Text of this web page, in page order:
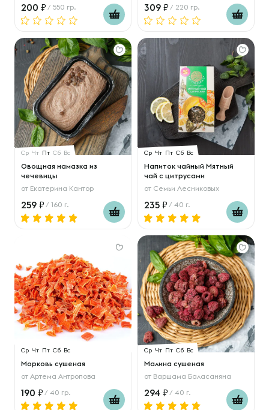
200 / 550 гр. 309 / 220 гр.
Ср Чт Пт Сб Вс
Овощная намазка из
чечевицы
от Екатерина Кантор
259 / 160 г.
Ср Чт Пт Сб Вс
Напиток чайный Мятный
чай с цитрусами
от Семьи Лесниковых
235 / 40 г.
Ср Чт Пт Сб Вс
Морковь сушеная
от Артема Антропова
190 / 40 гр.
Ср Чт Пт Сб Вс
Малина сушеная
от Варшама Баласаняна
294 / 40 г.